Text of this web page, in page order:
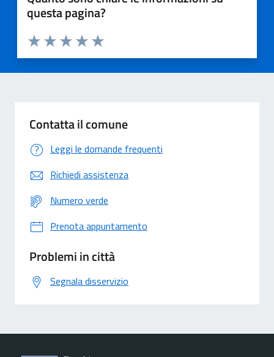
questa pagina?
Valuta 5 stelle su 5
Valuta 4 stelle su 5
Valuta 3 stelle su 5
Valuta 2 stelle su 5
Valuta 1 stelle su 5
Contatta il comune
Leggi le domande frequenti
Richiedi assistenza
Numero verde
Prenota appuntamento
Problemi in città
Segnala disservizio